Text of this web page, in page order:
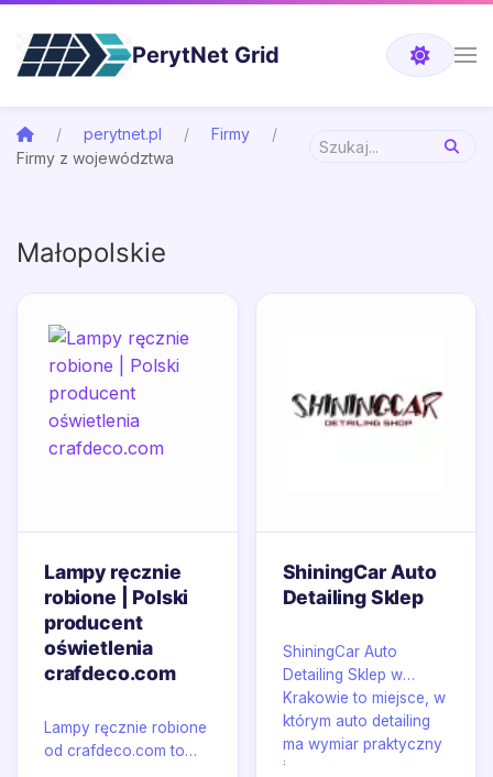
PerytNet Grid
perytnet.pl
Firmy
Firmy z województwa
Małopolskie
Lampy ręcznie
robione | Polski
producent
oświetlenia
crafdeco.com
Lampy ręcznie robione
od crafdeco.com to
ShiningCar Auto
Detailing Sklep
ShiningCar Auto
Detailing Sklep w
Krakowie to miejsce, w
którym auto detailing
ma wymiar praktyczny
i...